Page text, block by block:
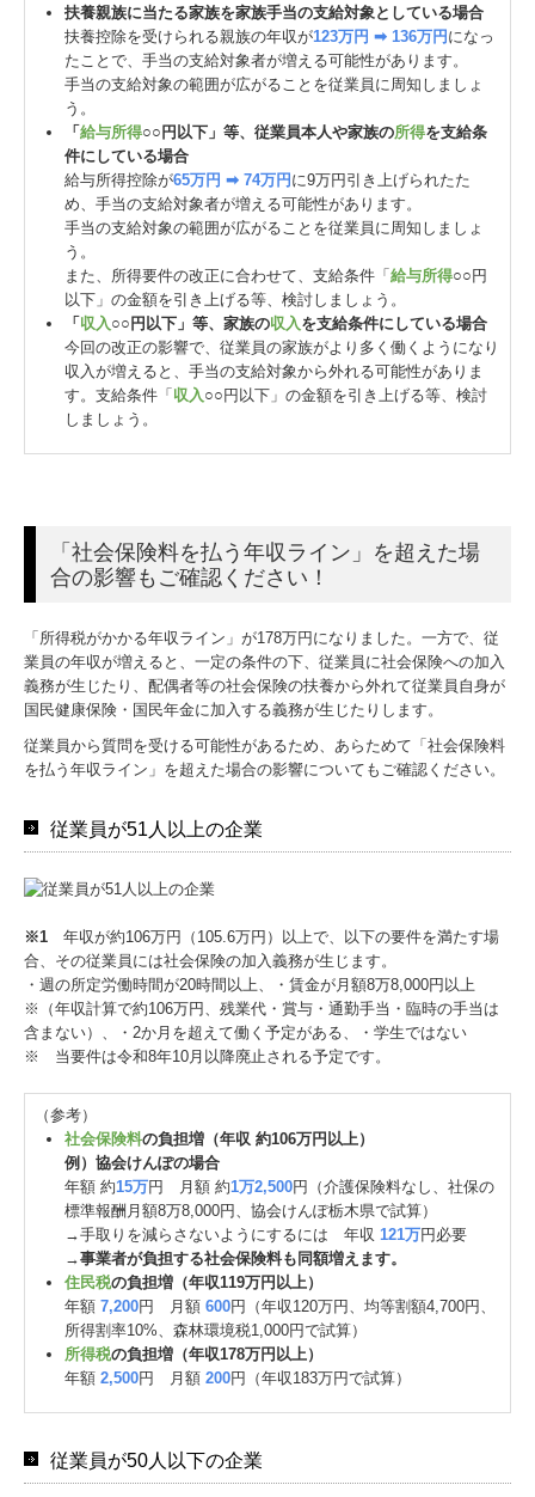
扶養親族に当たる家族を家族手当の支給対象としている場合
扶養控除を受けられる親族の年収が123万円 ➡ 136万円 になっ
たことで、手当の支給対象者が増える可能性があります。
手当の支給対象の範囲が広がることを従業員に周知しましょ
う。
「 給与所得○○円以下」等、従業員本人や家族の所得を支給条
件にしている場合
給与所得控除が65万円 ➡ 74万円 に9万円引き上げられたた
め、手当の支給対象者が増える可能性があります。
手当の支給対象の範囲が広がることを従業員に周知しましょ
う。
また、所得要件の改正に合わせて、支給条件「 給与所得○○円
以下」の金額を引き上げる等、検討しましょう。
「 収入○○円以下」等、家族の収入を支給条件にしている場合
今回の改正の影響で、従業員の家族がより多く働くようになり
収入が増えると、手当の支給対象から外れる可能性がありま
す。支給条件「 収入○○円以下」の金額を引き上げる等、検討
しましょう。
「社会保険料を払う年収ライン」を超えた場
合の影響もご確認ください！
「所得税がかかる年収ライン」が178万円になりました。一方で、従
業員の年収が増えると、一定の条件の下、従業員に社会保険への加入
義務が生じたり、配偶者等の社会保険の扶養から外れて従業員自身が
国民健康保険・国民年金に加入する義務が生じたりします。
従業員から質問を受ける可能性があるため、あらためて「社会保険料
を払う年収ライン」を超えた場合の影響についてもご確認ください。
従業員が51人以上の企業
※1 年収が約106万円（105.6万円）以上で、以下の要件を満たす場
合、その従業員には社会保険の加入義務が生じます。
・週の所定労働時間が20時間以上、・賃金が月額8万8,000円以上
※（年収計算で約106万円、残業代・賞与・通勤手当・臨時の手当は
含まない）、・2か月を超えて働く予定がある、・学生ではない
※ 当要件は令和8年10月以降廃止される予定です。
（参考）
社会保険料の負担増（年収 約106万円以上）
例）協会けんぽの場合
年額 約15万円 月額 約1万2,500円（介護保険料なし、社保の
標準報酬月額8万8,000円、協会けんぽ栃木県で試算）
→手取りを減らさないようにするには 年収 121万円必要
→事業者が負担する社会保険料も同額増えます。
住民税の負担増（年収119万円以上）
年額 7,200円 月額 600円（年収120万円、均等割額4,700円、
所得割率10%、森林環境税1,000円で試算）
所得税の負担増（年収178万円以上）
年額 2,500円 月額 200円（年収183万円で試算）
従業員が50人以下の企業